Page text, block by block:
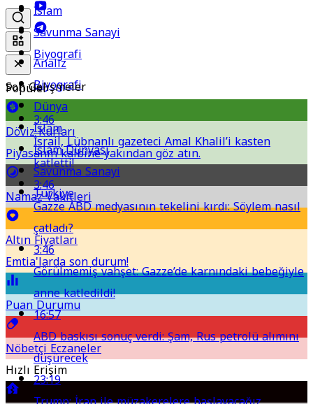
Popüler
Döviz Kurları
Piyasanın kalbine yakından göz atın.
Namaz Vakitleri
Altın Fiyatları
Emtia'larda son durum!
Puan Durumu
Nöbetçi Eczaneler
Hızlı Erişim
Analiz
Biyografi
Dünya
İslam
İslam Dünyası
Savunma Sanayi
Türkiye
İslam
Savunma Sanayi
Biyografi
Son Gelişmeler
3:46
İsrail, Lübnanlı gazeteci Amal Khalil’i kasten
katletti!
3:46
Gazze ABD medyasının tekelini kırdı: Söylem nasıl
çatladı?
3:46
Görülmemiş vahşet: Gazze’de karnındaki bebeğiyle
anne katledildi!
16:57
ABD baskısı sonuç verdi: Şam, Rus petrolü alımını
düşürecek
23:19